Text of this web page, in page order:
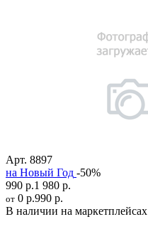
Арт. 8897
на Новый Год -50%
990 р.1 980 р.
от 0 р.990 р.
В наличии на маркетплейсах